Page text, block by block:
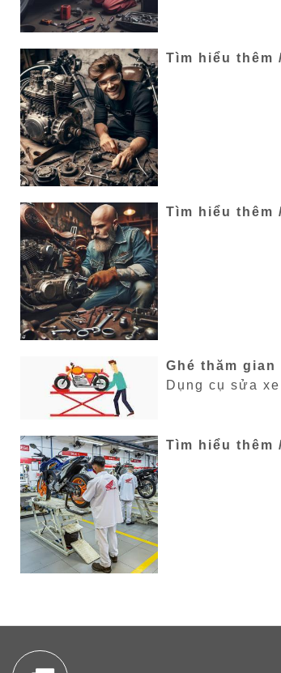
Tìm hiểu thêm
Tìm hiểu thêm
Ghé thăm
Dụng cụ sửa
Tìm hiểu thêm